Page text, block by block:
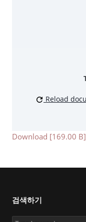
Reload
Download [169.00 B]
검색하기